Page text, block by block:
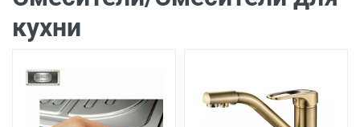
кухни